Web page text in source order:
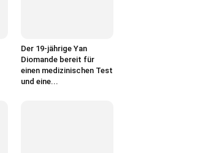
Der 19-jährige Yan
Diomande bereit für
einen medizinischen Test
und eine...